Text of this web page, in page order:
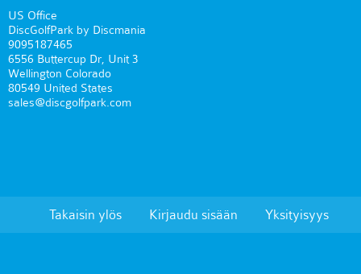
US Office
DiscGolfPark by Discmania
9095187465
6556 Buttercup Dr, Unit 3
Wellington Colorado
80549 United States
sales@discgolfpark.com
Takaisin ylös Kirjaudu sisään Yksityisyys